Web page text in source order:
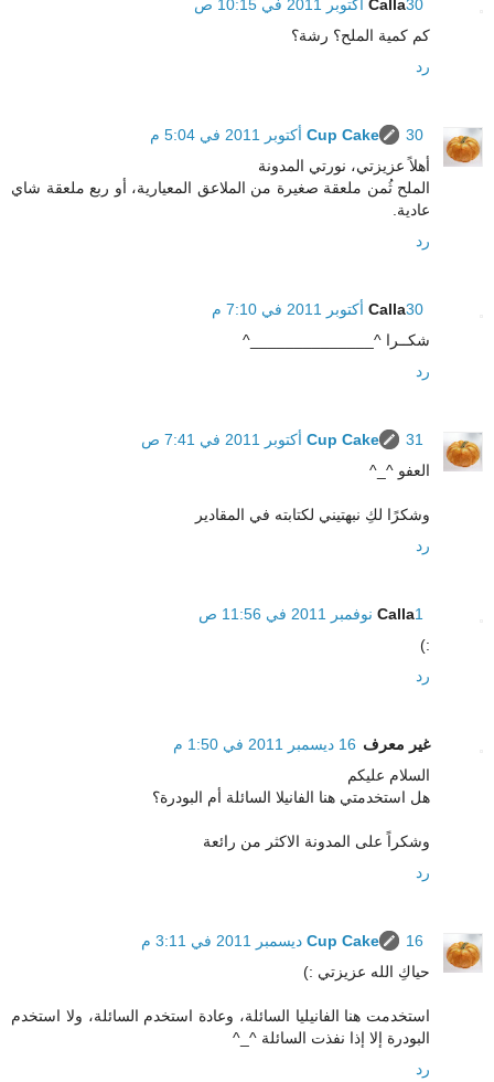
Calla30 أكتوبر 2011 في 10:15 ص
كم كمية الملح؟ رشة؟
رد
Cup Cake
30 أكتوبر 2011 في 5:04 م
أهلاً عزيزتي، نورتي المدونة
الملح ثُمن ملعقة صغيرة من الملاعق المعيارية، أو ربع ملعقة شاي
عادية.
رد
Calla30 أكتوبر 2011 في 7:10 م
شكــرا ^______________^
رد
Cup Cake
31 أكتوبر 2011 في 7:41 ص
العفو ^_^
وشكرًا لكِ نبهتيني لكتابته في المقادير
رد
Calla1 نوفمبر 2011 في 11:56 ص
:)
رد
غير معرف 16 ديسمبر 2011 في 1:50 م
السلام عليكم
هل استخدمتي هنا الفانيلا السائلة أم البودرة؟
وشكراً على المدونة الاكثر من رائعة
رد
Cup Cake
16 ديسمبر 2011 في 3:11 م
حياكِ الله عزيزتي :)
استخدمت هنا الفانيليا السائلة، وعادة استخدم السائلة، ولا استخدم
البودرة إلا إذا نفذت السائلة ^_^
رد